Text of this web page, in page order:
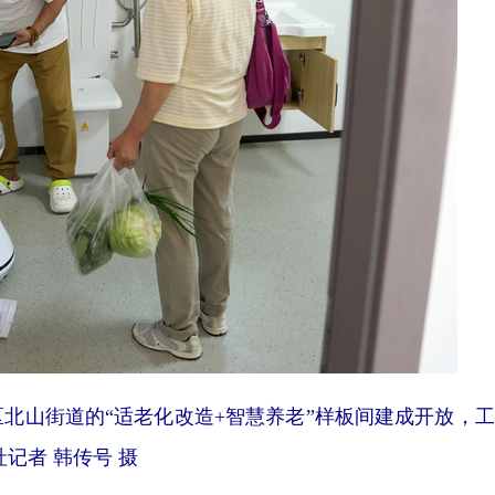
街道的“适老化改造+智慧养老”样板间建成开放，
记者 韩传号 摄